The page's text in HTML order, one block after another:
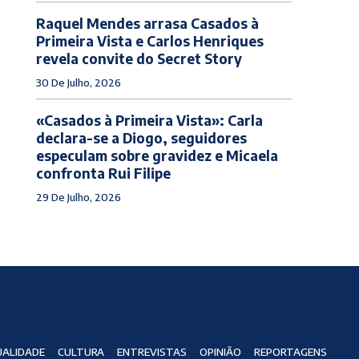
Raquel Mendes arrasa Casados à
Primeira Vista e Carlos Henriques
revela convite do Secret Story
30 De Julho, 2026
«Casados à Primeira Vista»: Carla
declara-se a Diogo, seguidores
especulam sobre gravidez e Micaela
confronta Rui Filipe
29 De Julho, 2026
CULTURA ENTREVISTAS OPINIÃO REPORTAGENS